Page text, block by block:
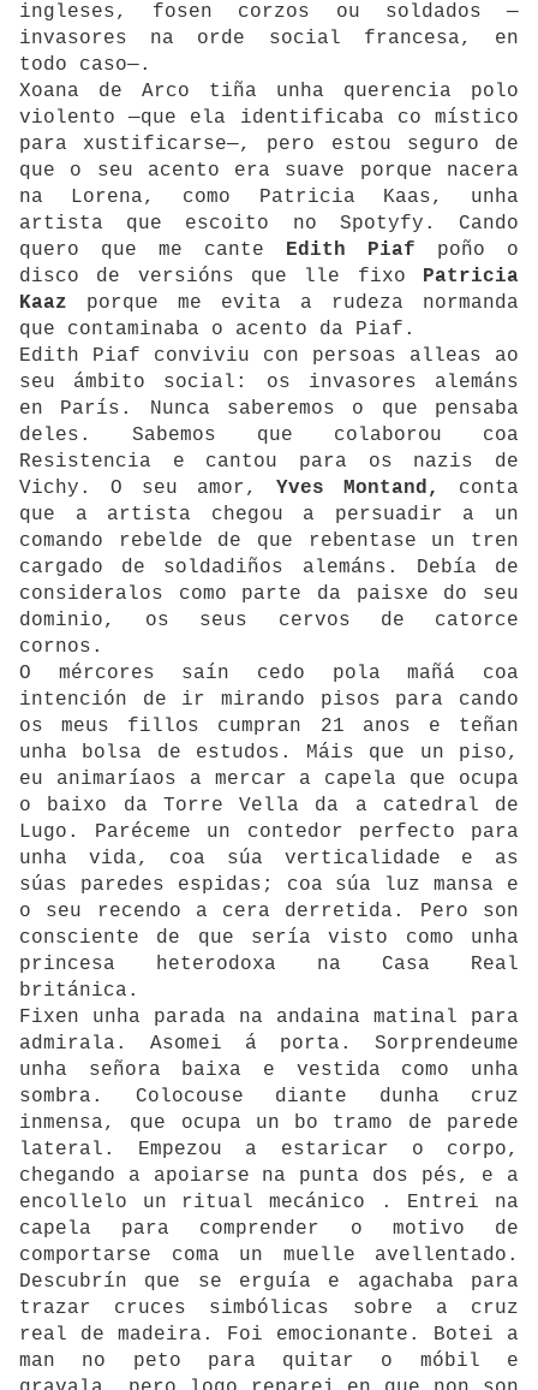
ingleses, fosen corzos ou soldados —
invasores na orde social francesa, en
todo caso—.
Xoana de Arco tiña unha querencia polo
violento —que ela identificaba co místico
para xustificarse—, pero estou seguro de
que o seu acento era suave porque nacera
na Lorena, como Patricia Kaas, unha
artista que escoito no Spotyfy. Cando
quero que me cante Edith Piaf poño o
disco de versións que lle fixo Patricia
Kaaz porque me evita a rudeza normanda
que contaminaba o acento da Piaf.
Edith Piaf conviviu con persoas alleas ao
seu ámbito social: os invasores alemáns
en París. Nunca saberemos o que pensaba
deles. Sabemos que colaborou coa
Resistencia e cantou para os nazis de
Vichy. O seu amor,
Yves Montand,
conta
que a artista chegou a persuadir a un
comando rebelde de que rebentase un tren
cargado de soldadiños alemáns. Debía de
consideralos como parte da paisxe do seu
dominio, os seus cervos de catorce
cornos.
O mércores saín cedo pola mañá coa
intención de ir mirando pisos para cando
os meus fillos cumpran 21 anos e teñan
unha bolsa de estudos. Máis que un piso,
eu animaríaos a mercar a capela que ocupa
o baixo da Torre Vella da a catedral de
Lugo. Paréceme un contedor perfecto para
unha vida, coa súa verticalidade e as
súas paredes espidas; coa súa luz mansa e
o seu recendo a cera derretida. Pero son
consciente de que sería visto como unha
princesa heterodoxa na Casa Real
británica.
Fixen unha parada na andaina matinal para
admirala. Asomei á porta. Sorprendeume
unha señora baixa e vestida como unha
sombra. Colocouse diante dunha cruz
inmensa, que ocupa un bo tramo de parede
lateral. Empezou a estaricar o corpo,
chegando a apoiarse na punta dos pés, e a
encollelo un ritual mecánico . Entrei na
capela para comprender o motivo de
comportarse coma un muelle avellentado.
Descubrín que se erguía e agachaba para
trazar cruces simbólicas sobre a cruz
real de madeira. Foi emocionante. Botei a
man no peto para quitar o móbil e